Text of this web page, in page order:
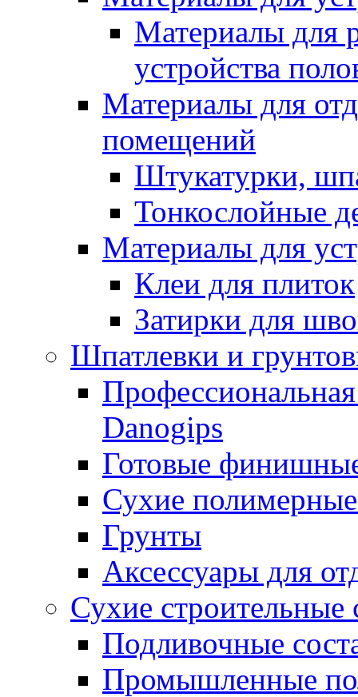
Материалы для
устройства
Материалы для
помещений
Штукатурки,
Тонкослойные
Материалы для
Клеи для плиток
Затирки для
Шпатлевки и
Danogips
Готовые
Сухие
Грунты
Аксессуары для
Сухие строительные
Подливочные
Промышленные